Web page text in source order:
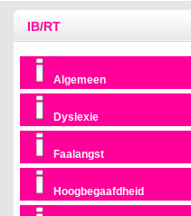
IB/RT
Algemeen
Dyslexie
Faalangst
Hoogbegaafdheid